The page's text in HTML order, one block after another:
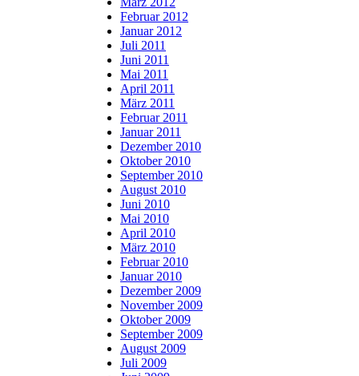
Februar 2012
Januar 2012
Juli 2011
Juni 2011
Mai 2011
April 2011
März 2011
Februar 2011
Januar 2011
Dezember 2010
Oktober 2010
September 2010
August 2010
Juni 2010
Mai 2010
April 2010
März 2010
Februar 2010
Januar 2010
Dezember 2009
November 2009
Oktober 2009
September 2009
August 2009
Juli 2009